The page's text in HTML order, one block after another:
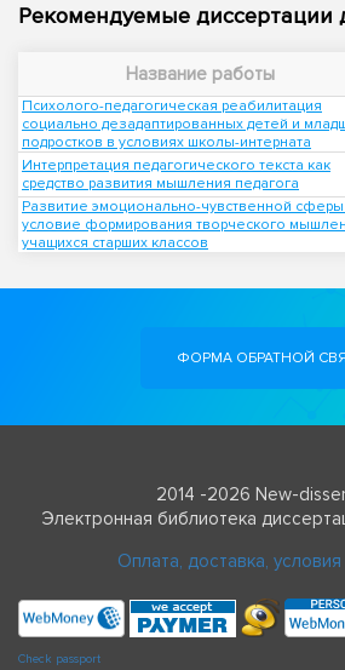
Рекомендуемые диссертации
Название работы
Психолого-педагогическая реабилитация
социально дезадаптированных детей и
подростков в условиях школы-интерната
Интерпретация педагогического текста как
средство развития мышления педагога
Развитие эмоционально-чувственной сферы
условие формирования творческого
учащихся старших классов
ФОРМА ОБРАТНОЙ
2014 -2026 New-
Электронная библиотека
Оплата, доставка,
Check passport